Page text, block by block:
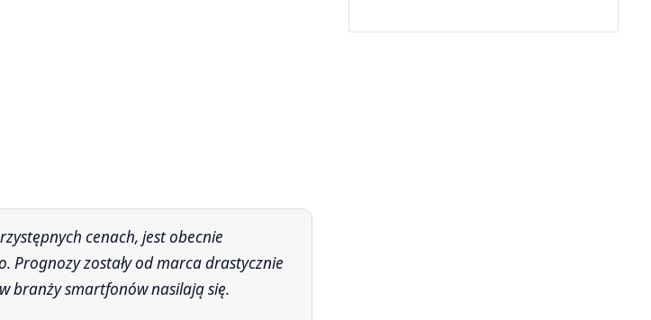
Prognozy zostały od marca drastycznie
branży smartfonów nasilają się.